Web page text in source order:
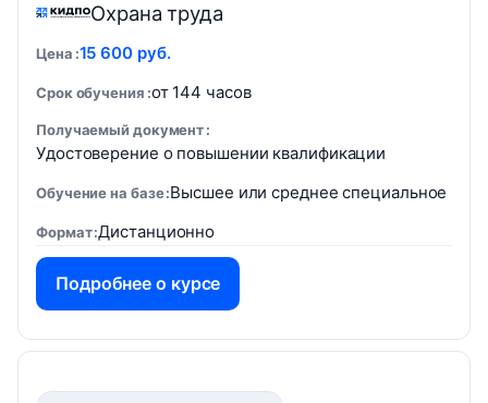
Охрана труда
Цена 15 600 руб.
Срок обучения от 144 часов
Получаемый документ
Удостоверение о повышении квалификации
Обучение на базе Высшее или среднее специальное
Формат Дистанционно
Подробнее о курсе